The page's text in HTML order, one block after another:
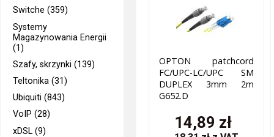
Switche (359)
Systemy
Magazynowania Energii
(1)
Szafy, skrzynki (139)
Teltonika (31)
Ubiquiti (843)
VoIP (28)
xDSL (9)
OPTON patchcord
FC/UPC-LC/UPC SM
DUPLEX 3mm 2m
G652.D
14,89 zł